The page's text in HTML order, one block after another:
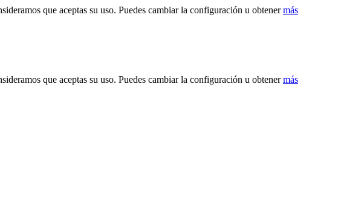
que aceptas su uso. Puedes cambiar la configuración u obtenermás
que aceptas su uso. Puedes cambiar la configuración u obtenermás